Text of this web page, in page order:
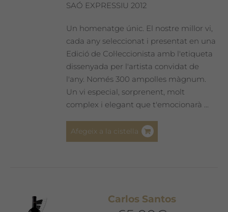
SAÓ EXPRESSIU 2012
Un homenatge únic. El nostre millor vi,
cada any seleccionat i presentat en una
Edició de Col·leccionista amb l'etiqueta
dissenyada per l'artista convidat de
l'any. Només 300 ampolles màgnum.
Un vi especial, sorprenent, molt
complex i elegant que t'emocionarà ...
Afegeix a la cistella
Carlos Santos